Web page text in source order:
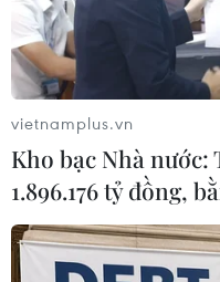
#Dự luật thuế #thâm
Mỹ
vietnamplus.vn
Kho bạc Nhà nước:
1.896.176 tỷ đồng,